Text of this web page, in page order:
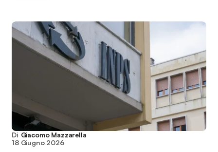
Di Giacomo Mazzarella
18 Giugno 2026